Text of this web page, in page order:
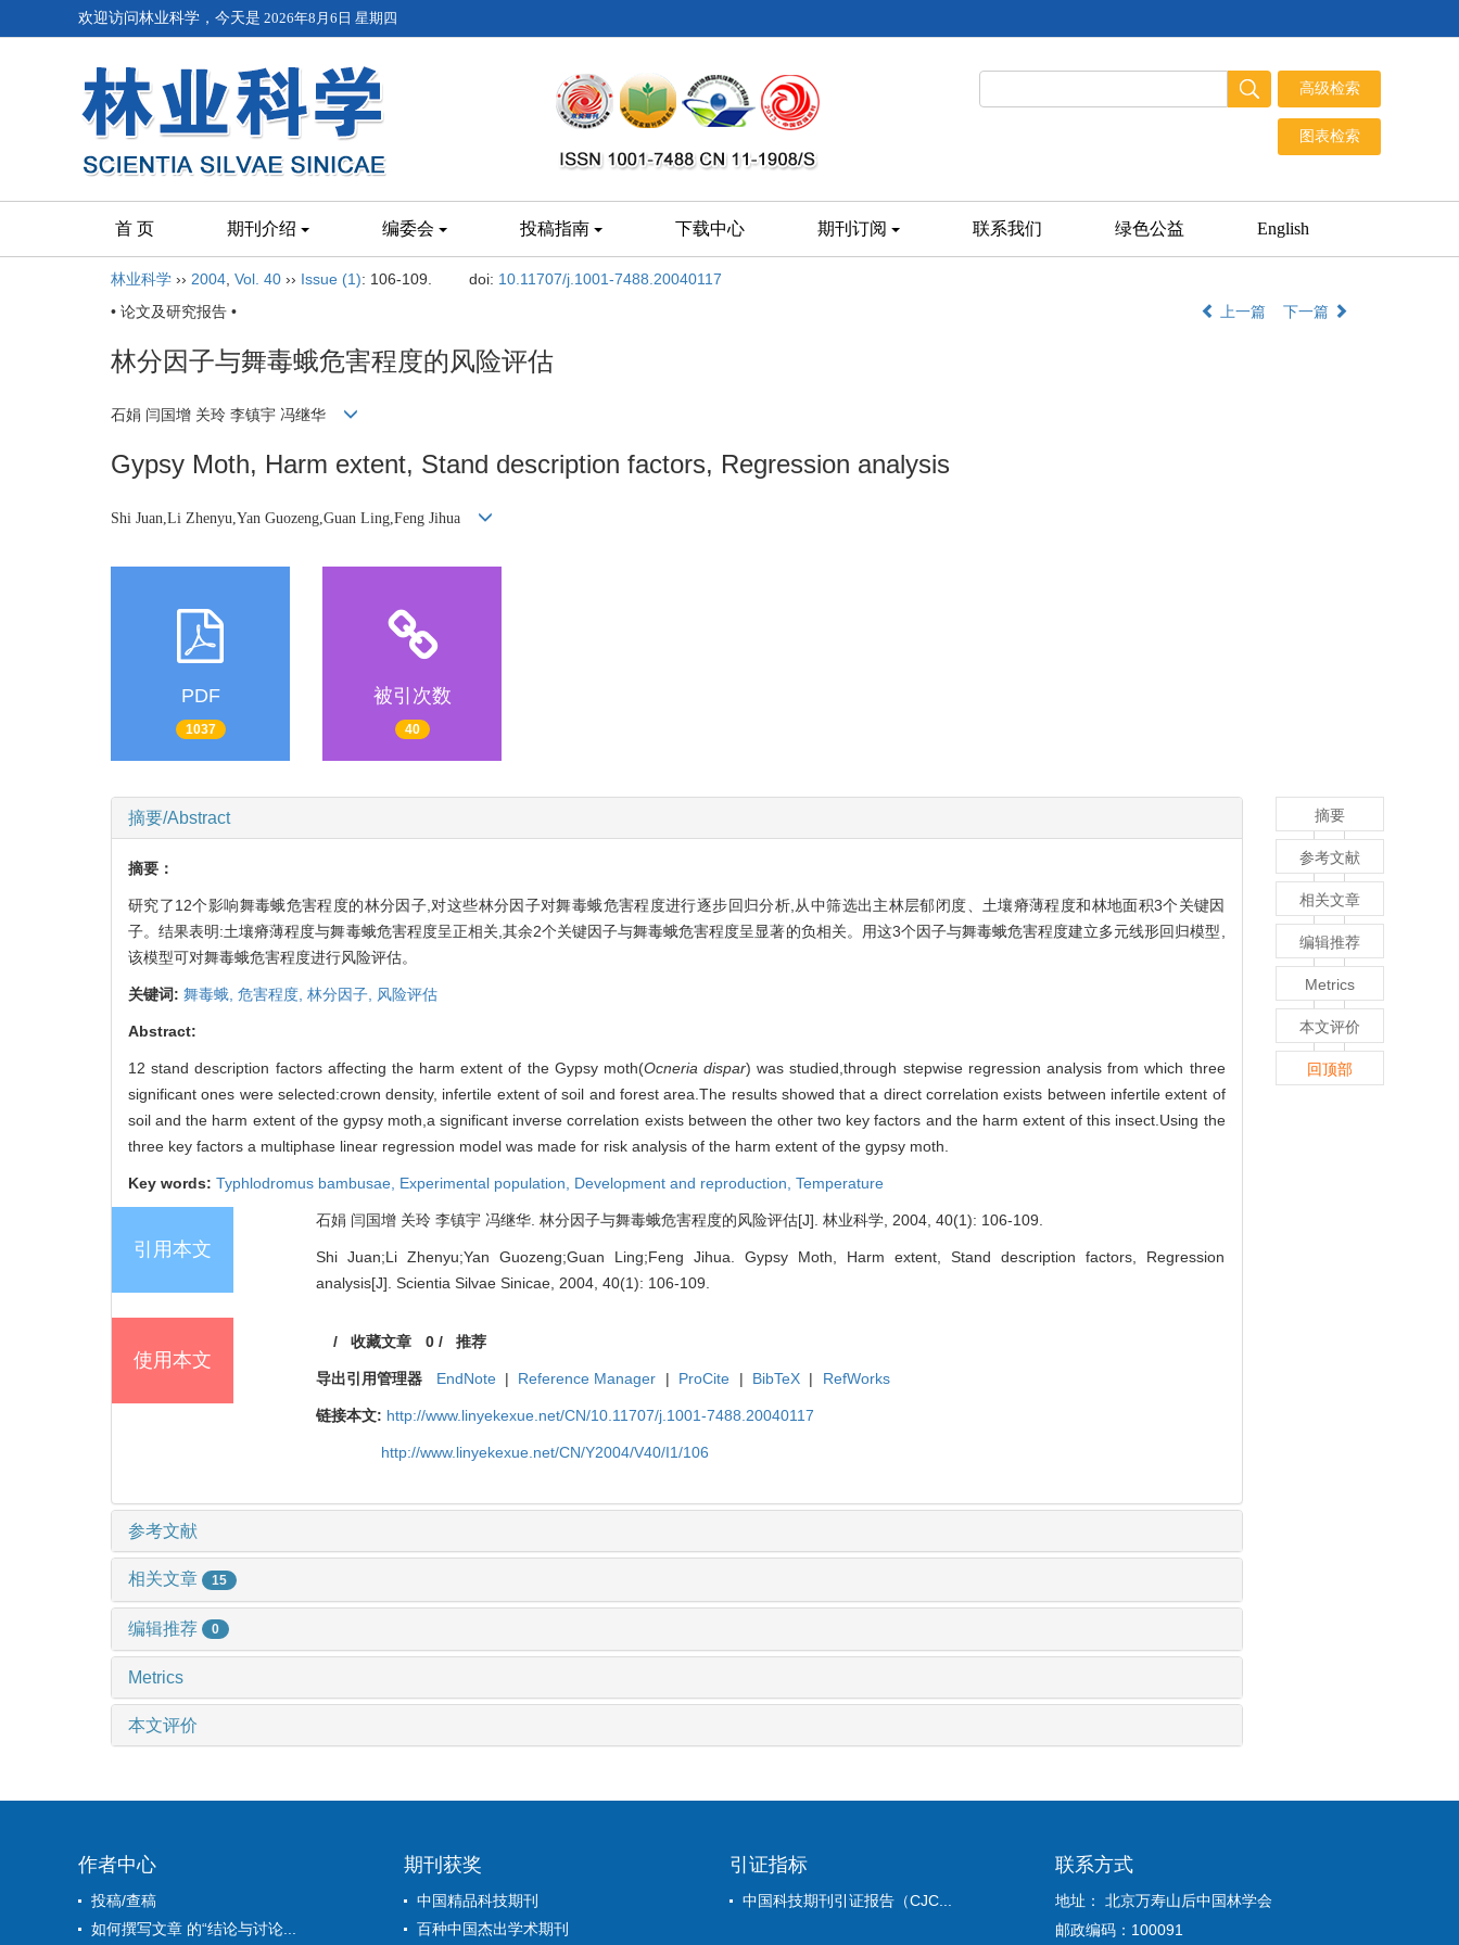
欢迎访问林业科学，今天是 2026年8月6日 星期四
首 页 期刊介绍 编委会 投稿指南 下载中心 期刊订阅 联系我们 绿色公益 English
林业科学 ›› 2004 Vol. 40 ›› Issue (1): 106-109. doi: 10.11707/j.1001-7488.20040117
• 论文及研究报告 •
上一篇 下一篇
林分因子与舞毒蛾危害程度的风险评估
石娟 闫国增 关玲 李镇宇 冯继华
Gypsy Moth, Harm extent, Stand description factors, Regression analysis
Shi Juan,Li Zhenyu,Yan Guozeng,Guan Ling,Feng Jihua
PDF
1037
被引次数
40
摘要/Abstract
摘要：
研究了12个影响舞毒蛾危害程度的林分因子,对这些林分因子对舞毒蛾危害程度进行逐步回归分析,从中筛选出主林层郁闭度、土壤瘠薄程度和林地面积3个关键因
子。结果表明:土壤瘠薄程度与舞毒蛾危害程度呈正相关,其余2个关键因子与舞毒蛾危害程度呈显著的负相关。用这3个因子与舞毒蛾危害程度建立多元线形回归模型,
该模型可对舞毒蛾危害程度进行风险评估。
关键词: 舞毒蛾, 危害程度, 林分因子, 风险评估
Abstract:
12 stand description factors affecting the harm extent of the Gypsy moth(Ocneria dispar) was studied,through stepwise regression analysis from which three
significant ones were selected:crown density, infertile extent of soil and forest area.The results showed that a direct correlation exists between infertile extent of
soil and the harm extent of the gypsy moth,a significant inverse correlation exists between the other two key factors and the harm extent of this insect.Using the
three key factors a multiphase linear regression model was made for risk analysis of the harm extent of the gypsy moth.
Key words: Typhlodromus bambusae, Experimental population, Development and reproduction, Temperature
引用本文
石娟 闫国增 关玲 李镇宇 冯继华. 林分因子与舞毒蛾危害程度的风险评估[J]. 林业科学, 2004, 40(1): 106-109.
Shi Juan;Li Zhenyu;Yan Guozeng;Guan Ling;Feng Jihua. Gypsy Moth, Harm extent, Stand description factors, Regression
analysis[J]. Scientia Silvae Sinicae, 2004, 40(1): 106-109.
使用本文
/收藏文章 0/ 推荐
导出引用管理器 EndNote | Reference Manager | ProCite | BibTeX | RefWorks
链接本文: http://www.linyekexue.net/CN/10.11707/j.1001-7488.20040117
http://www.linyekexue.net/CN/Y2004/V40/I1/106
参考文献
相关文章 15
编辑推荐 0
Metrics
本文评价
摘要
参考文献
相关文章
编辑推荐
Metrics
本文评价
回顶部
作者中心
投稿/查稿
如何撰写文章 的“结论与讨论...
期刊获奖
中国精品科技期刊
百种中国杰出学术期刊
引证指标
中国科技期刊引证报告（CJC...
联系方式
地址： 北京万寿山后中国林学会
邮政编码：100091